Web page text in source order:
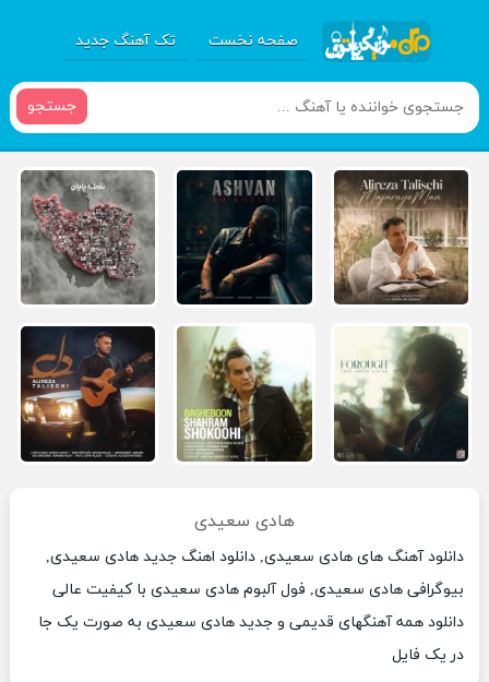
صفحه نخست تک آهنگ جدید
جستجو
هادی سعیدی
دانلود آهنگ های هادی سعیدی, دانلود اهنگ جدید هادی سعیدی,
بیوگرافی هادی سعیدی, فول آلبوم هادی سعیدی با کیفیت عالی
دانلود همه آهنگهای قدیمی و جدید هادی سعیدی به صورت یک جا
در یک فایل